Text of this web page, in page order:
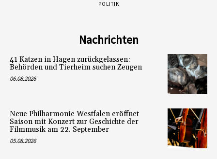
POLITIK
Nachrichten
41 Katzen in Hagen zurückgelassen:
Behörden und Tierheim suchen Zeugen
06.08.2026
Neue Philharmonie Westfalen eröffnet
Saison mit Konzert zur Geschichte der
Filmmusik am 22. September
05.08.2026